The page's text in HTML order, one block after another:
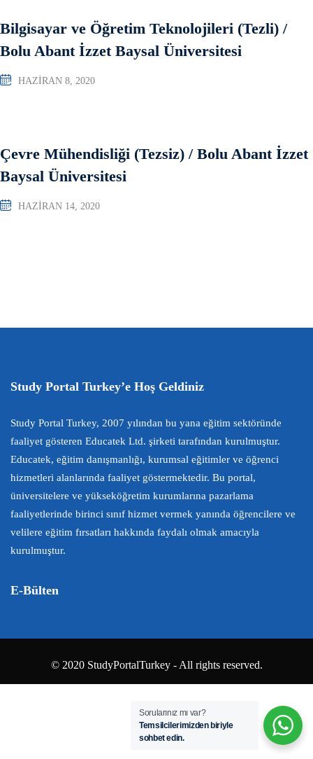
Bilgisayar ve Öğretim Teknolojileri (Tezli) /
Bolu Abant İzzet Baysal Üniversitesi
HAZIRAN 8, 2020
Çevre Mühendisliği (Tezsiz) / Bolu Abant İzzet
Baysal Üniversitesi
HAZIRAN 14, 2020
Study Portal Turkey’e Hoş Geldiniz
Study Portal Turkey, 2007 yılından bu yana eğitim sektöründe
faaliyet gösteren Educatek Ltd. şirketi tarafından kurulmuştur.
Educatek, eğitim danışmanlığı, kurumsal eğitimler ve öğrenci
hizmetleri alanlarında faaliyet göstermektedir. Bu portal,
üniversitelere ve yükseköğretim kurumlarına pazarlama
faaliyetlerinde birinci sınıf hizmet vermek yanında öğrencilere ve
velilere eğitim fırsatları hakkında faydalı olmak amacıyla
kurulmuştur.
E-Bülten
© 2020 StudyPortalTurkey - All rights reserved.
Sorularınız mı var?
Temsilcilerimizden biriyle
sohbet edin.